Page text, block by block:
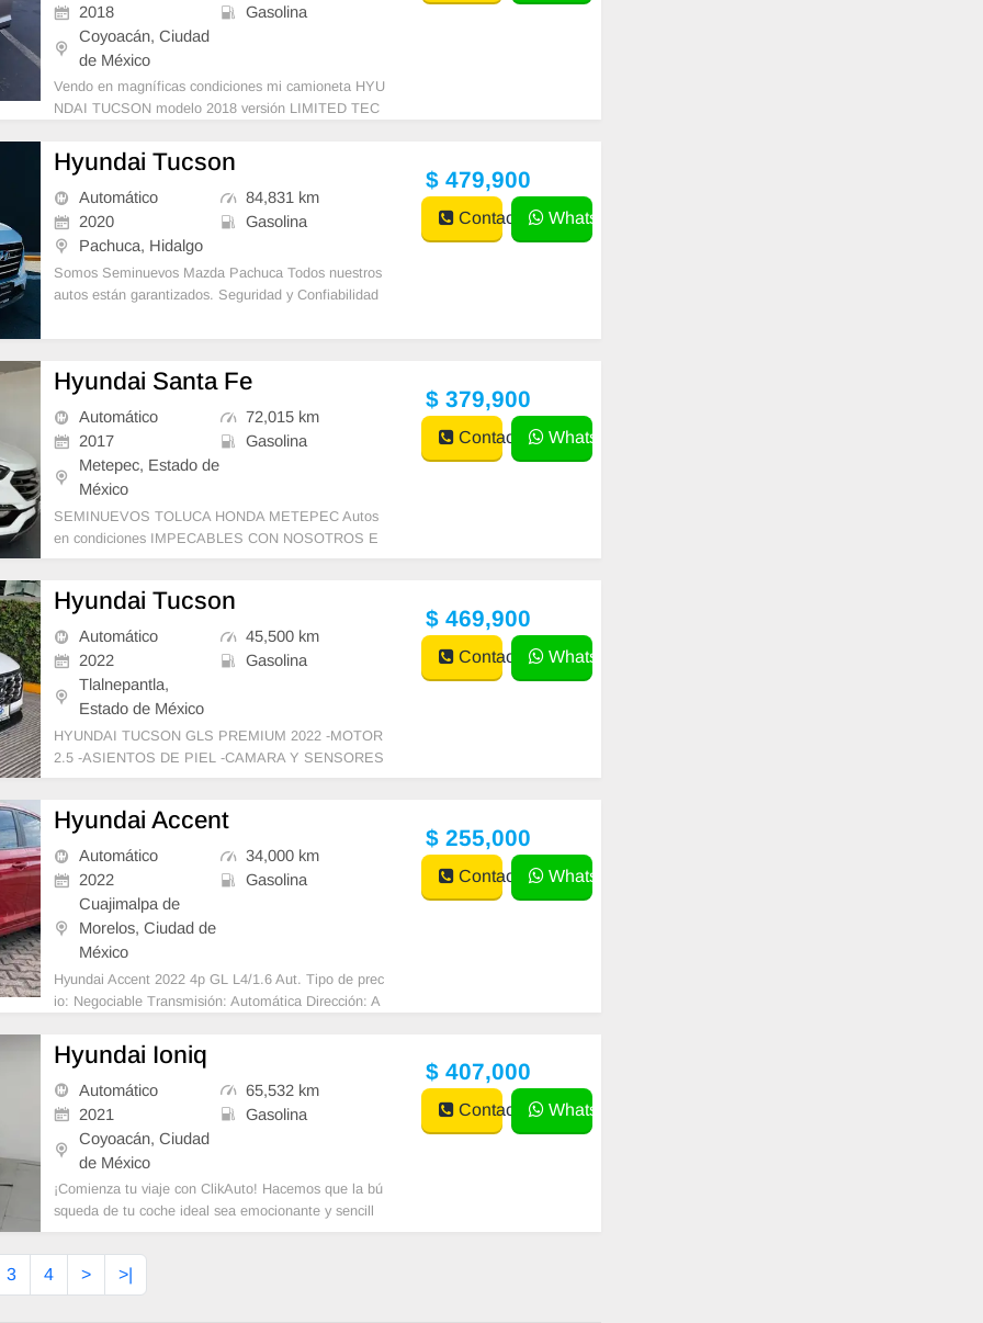
2018
Gasolina
Coyoacán, Ciudad
de México
Vendo en magníficas condiciones mi camioneta HYU
NDAI TUCSON modelo 2018 versión LIMITED TEC
e seminuevos a mi nombre, está en orden todos y ca
da uno de los documentos, todos sus servicios de ag
encia. Cuenta co
Hyundai Tucson
Automático
84,831 km
2020
Gasolina
Pachuca, Hidalgo
Somos Seminuevos Mazda Pachuca Todos nuestros
autos están garantizados. Seguridad y Confiabilidad
$ 479,900
Contactar WhatsApp
Hyundai Santa Fe
Automático
72,015 km
2017
Gasolina
Metepec, Estado de
México
SEMINUEVOS TOLUCA HONDA METEPEC Autos
en condiciones IMPECABLES CON NOSOTROS E
NCONTRARAS: SEGURIDAD: -HISTORIAL LEGAL
$ 379,900
Contactar WhatsApp
Hyundai Tucson
Automático
45,500 km
2022
Gasolina
Tlalnepantla,
Estado de México
HYUNDAI TUCSON GLS PREMIUM 2022 -MOTOR
2.5 -ASIENTOS DE PIEL -CAMARA Y SENSORES
DE REVERSA ¡Seminuevos Hyundai Satélite! Somo
$ 469,900
Contactar WhatsApp
Hyundai Accent
Automático
34,000 km
2022
Gasolina
Cuajimalpa de
Morelos, Ciudad de
México
Hyundai Accent 2022 4p GL L4/1.6 Aut. Tipo de prec
io: Negociable Transmisión: Automática Dirección: A
$ 255,000
Contactar WhatsApp
Hyundai Ioniq
Automático
65,532 km
2021
Gasolina
Coyoacán, Ciudad
de México
¡Comienza tu viaje con ClikAuto! Hacemos que la bú
squeda de tu coche ideal sea emocionante y sencill
a. Ya sea que estés buscando comprar,
$ 407,000
Contactar WhatsApp
3 4 > >|